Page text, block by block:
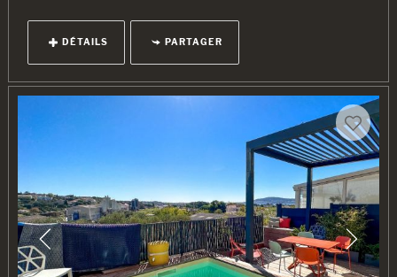
DÉTAILS PARTAGER